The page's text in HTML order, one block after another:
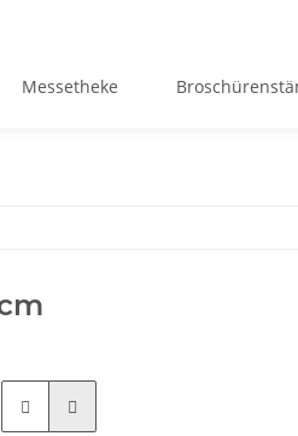
Messetheke